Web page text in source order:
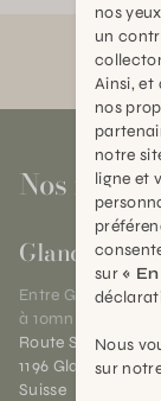
Nos
Gland
Entre Genève et
à 10mn de Nyon
Route Suisse 40
1196 Gland (VD)
Suisse
nos
un
Ainsi, et
nos
notre
ligne et
sur «
Nous
sur